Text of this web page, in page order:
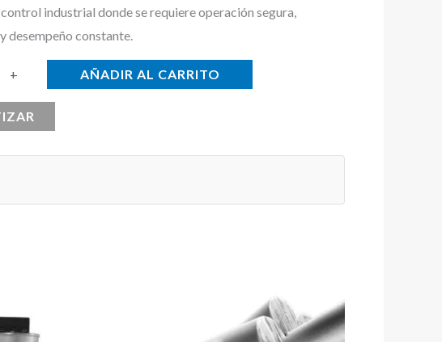
industrial donde se requiere operación segura,
desempeño constante.
+ AÑADIR AL CARRITO